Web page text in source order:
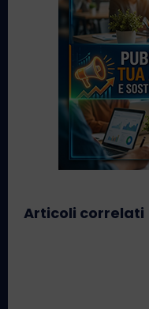
Articoli correlati